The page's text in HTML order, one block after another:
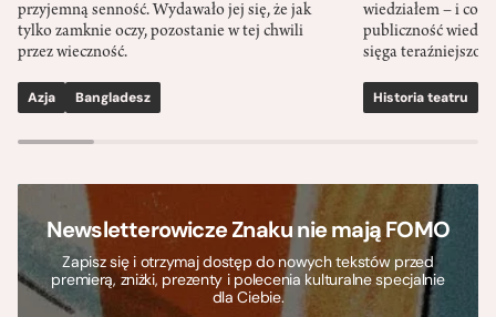
przyjemną senność. Wydawało jej się, że jak
tylko zamknie oczy, pozostanie w tej chwili
przez wieczność.
Azja Bangladesz
wiedziałem – i co
publiczność
sięga
Historia teatru
Newsletterowicze Znaku nie mają FOMO
Zapisz się i otrzymaj dostęp do nowych tekstów przed
premierą, zniżki, prezenty i polecenia kulturalne specjalnie
dla Ciebie.